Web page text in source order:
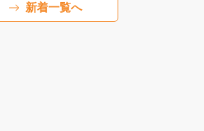
新着一覧へ